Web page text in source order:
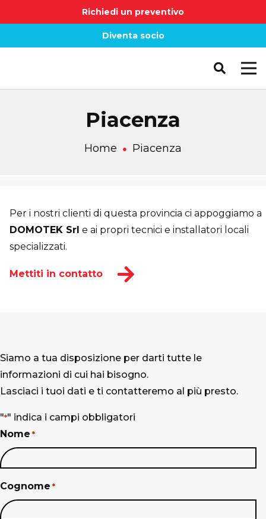
Richiedi un preventivo
Diventa socio
Piacenza
Home Piacenza
Per i nostri clienti di questa provincia ci appoggiamo a
DOMOTEK Srl e ai propri tecnici e installatori locali
specializzati.
Mettiti in contatto
Siamo a tua disposizione per darti tutte le
informazioni di cui hai bisogno.
Lasciaci i tuoi dati e ti contatteremo al più presto.
"*" indica i campi obbligatori
Nome *
Cognome *